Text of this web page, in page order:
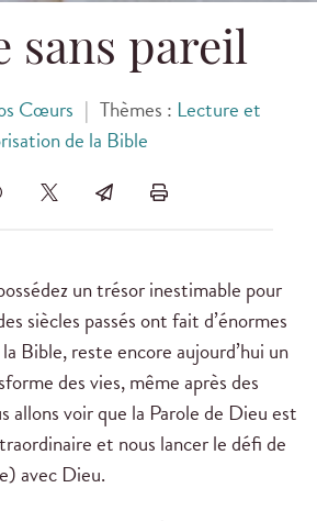
sans pareil
Cœurs | Thèmes : Lecture et
de la Bible
un trésor inestimable pour
siècles passés ont fait d’énormes
Bible, reste encore aujourd’hui un
des vies, même après des
allons voir que la Parole de Dieu est
et nous lancer le défi de
avec Dieu.